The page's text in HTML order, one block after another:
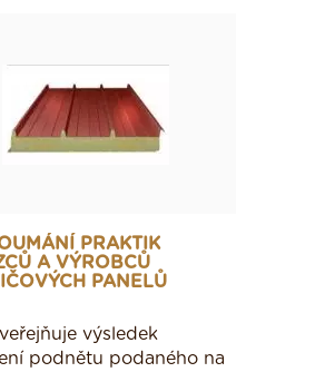
PRAKTIK
A VÝROBCŮ
PANELŮ
výsledek
podnětu podaného na